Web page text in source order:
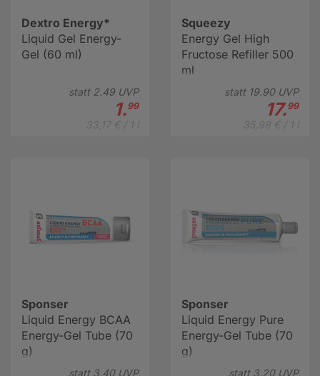
Dextro Energy*
Liquid Gel Energy-
Gel (60 ml)
statt 2.49UVP
1.99
Squeezy
Energy Gel High
Fructose Refiller 500
ml
statt 19.90UVP
17.99
Sponser
Liquid Energy BCAA
Energy-Gel Tube (70
g)
statt 3.40UVP
Sponser
Liquid Energy Pure
Energy-Gel Tube (70
g)
statt 3.20UVP